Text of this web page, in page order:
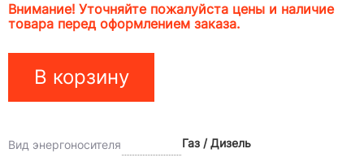
Внимание! Уточняйте пожалуйста цены и наличие
товара перед оформлением заказа.
В корзину
Вид энергоносителя Газ / Дизель